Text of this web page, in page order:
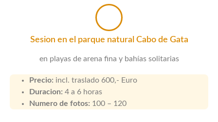
Sesion en el parque natural Cabo de Gata
en playas de arena fina y bahías solitarias
Precio: incl. traslado 600,- Euro
Duracion: 4 a 6 horas
Numero de fotos: 100 – 120